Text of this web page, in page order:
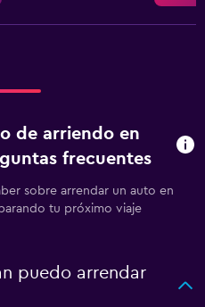
de arriendo en
frecuentes
sobre arrendar un auto en
tu próximo viaje
puedo arrendar